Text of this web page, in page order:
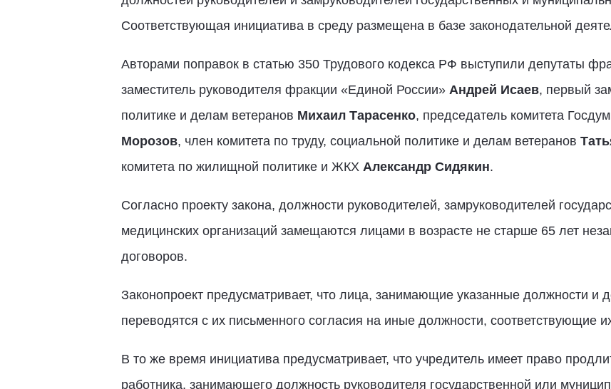
Соответствующая инициатива в среду размещена в базе законодательной
Авторами поправок в статью 350 Трудового кодекса РФ выступили депутаты
заместитель руководителя фракции «Единой России» Андрей Исаев, первый
политике и делам ветеранов Михаил Тарасенко, председатель комитета
Морозов, член комитета по труду, социальной политике и делам ветеранов
комитета по жилищной политике и ЖКХ Александр Сидякин.
Согласно проекту закона, должности руководителей, замруководителей
медицинских организаций замещаются лицами в возрасте не старше 65 лет
договоров.
Законопроект предусматривает, что лица, занимающие указанные должности и
переводятся с их письменного согласия на иные должности, соответствующие
В то же время инициатива предусматривает, что учредитель имеет право
работника, занимающего должность руководителя государственной или